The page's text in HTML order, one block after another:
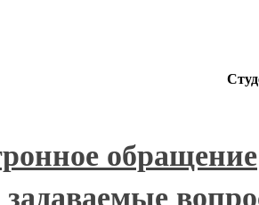
обращение
задаваемые